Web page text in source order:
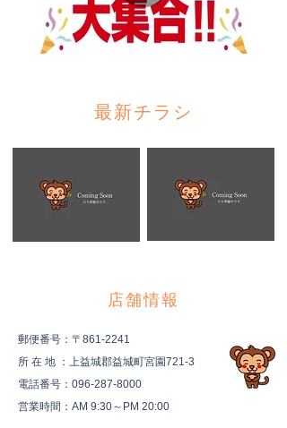
最新チラシ
店舗情報
郵便番号：〒861-2241
所 在 地 ：上益城郡益城町宮園721-3
電話番号：096-287-8000
営業時間：AM 9:30～PM 20:00